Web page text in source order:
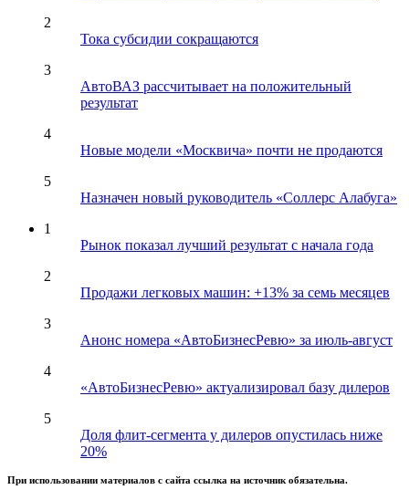
2
Тока субсидии сокращаются
3
АвтоВАЗ рассчитывает на положительный
результат
4
Новые модели «Москвича» почти не продаются
5
Назначен новый руководитель «Соллерс Алабуга»
1
Рынок показал лучший результат с начала года
2
Продажи легковых машин: +13% за семь месяцев
3
Анонс номера «АвтоБизнесРевю» за июль-август
4
«АвтоБизнесРевю» актуализировал базу дилеров
5
Доля флит-сегмента у дилеров опустилась ниже
20%
При использовании материалов с сайта ссылка на источник обязательна.